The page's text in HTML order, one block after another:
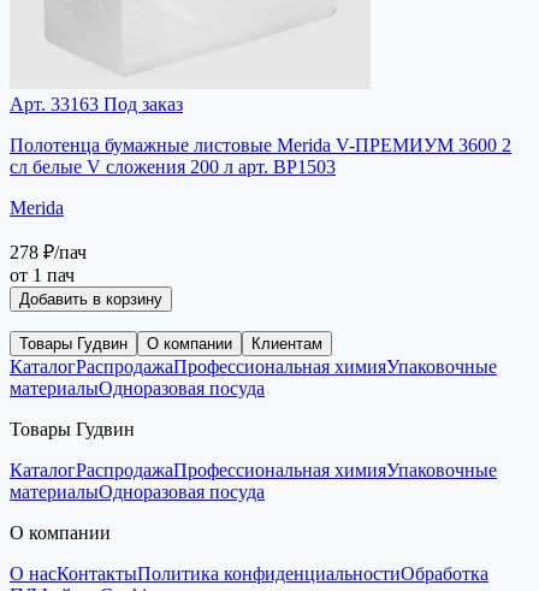
Арт. 33163 Под заказ
Полотенца бумажные листовые Merida V-ПРЕМИУМ 3600 2
сл белые V сложения 200 л арт. BP1503
Merida
278 ₽/пач
от 1 пач
Добавить в корзину
Товары Гудвин О компании Клиентам
КаталогРаспродажаПрофессиональная химияУпаковочные
материалыОдноразовая посуда
Товары Гудвин
КаталогРаспродажаПрофессиональная химияУпаковочные
материалыОдноразовая посуда
О компании
О насКонтактыПолитика конфиденциальностиОбработка